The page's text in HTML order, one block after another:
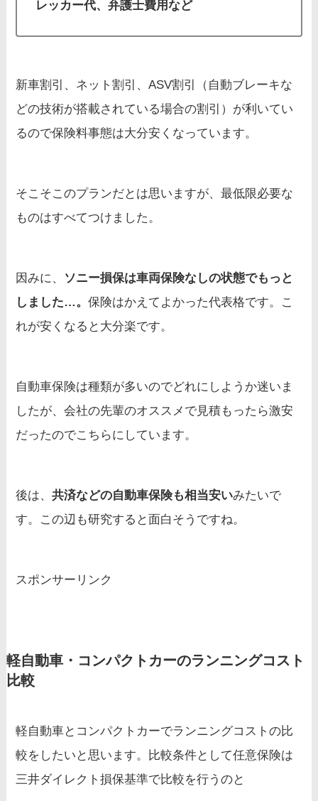
レッカー代、弁護士費用など
新車割引、ネット割引、ASV割引（自動ブレーキな
どの技術が搭載されている場合の割引）が利いてい
るので保険料事態は大分安くなっています。
そこそこのプランだとは思いますが、最低限必要な
ものはすべてつけました。
因みに、 ソニー損保は車両保険なしの状態でもっと
しました…。保険はかえてよかった代表格です。こ
れが安くなると大分楽です。
自動車保険は種類が多いのでどれにしようか迷いま
したが、会社の先輩のオススメで見積もったら激安
だったのでこちらにしています。
後は、共済などの自動車保険も相当安いみたいで
す。この辺も研究すると面白そうですね。
スポンサーリンク
軽自動車・コンパクトカーのランニングコスト
比較
軽自動車とコンパクトカーでランニングコストの比
較をしたいと思います。比較条件として任意保険は
三井ダイレクト損保基準で比較を行うのと